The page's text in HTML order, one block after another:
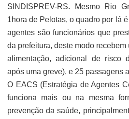
SINDISPREV-RS. Mesmo Rio
1hora de Pelotas, o quadro por lá
agentes são funcionários que
da prefeitura, deste modo
alimentação, adicional de risco
após uma greve), e 25 passagens
O EACS (Estratégia de Agentes
funciona mais ou na mesma
prevenção da saúde,